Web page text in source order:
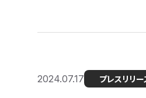
2024.07.17 プレスリリー